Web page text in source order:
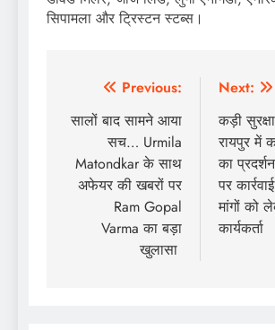
सिपामला और ट्रिस्टन स्टब्स।
Post
navigation
Previous:
सालों बाद सामने आया
सच… Urmila
Matondkar के साथ
अफेयर की खबरों पर
Ram Gopal
Varma का बड़ा
खुलासा
Next:
कड़ी
रायपुर में
का
पर
मांगों को
कार्यकर्ता